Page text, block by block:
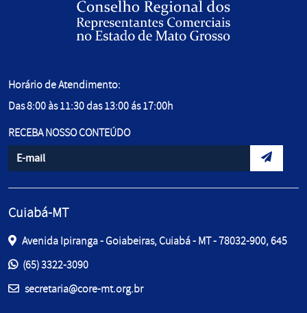
Horário de Atendimento:
Das 8:00 às 11:30 das 13:00 ás 17:00h
RECEBA NOSSO CONTEÚDO
Informe seu e-mail
Envidar
Cuiabá-MT
Avenida Ipiranga - Goiabeiras, Cuiabá - MT - 78032-900, 645
Entre em contato pelos telefones:
(65) 3322-3090
E-mail:secretaria@core-mt.org.br